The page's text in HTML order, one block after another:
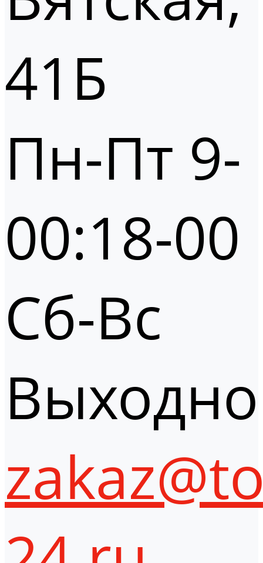
41Б
Пн-Пт 9-
00:18-00
Сб-Вс